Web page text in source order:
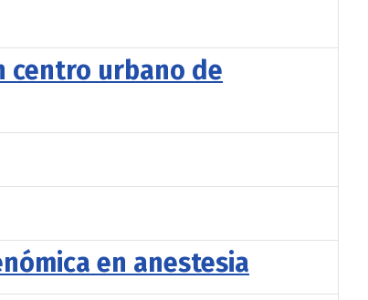
centro urbano de
en anestesia